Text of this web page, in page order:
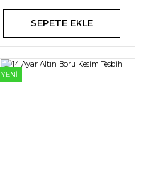
SEPETE EKLE
YENİ